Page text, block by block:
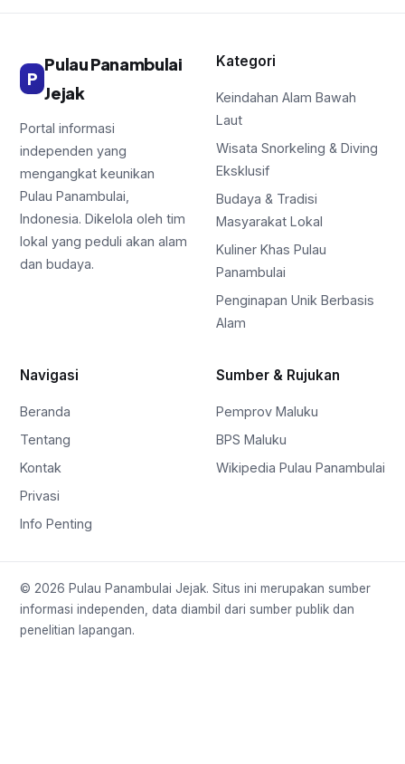
P
Pulau Panambulai
Jejak
Portal informasi
independen yang
mengangkat keunikan
Pulau Panambulai,
Indonesia. Dikelola oleh tim
lokal yang peduli akan alam
dan budaya.
Kategori
Keindahan Alam Bawah
Laut
Wisata Snorkeling & Diving
Eksklusif
Budaya & Tradisi
Masyarakat Lokal
Kuliner Khas Pulau
Panambulai
Penginapan Unik Berbasis
Alam
Navigasi
Beranda
Tentang
Kontak
Privasi
Info Penting
Sumber & Rujukan
Pemprov Maluku
BPS Maluku
Wikipedia Pulau Panambulai
© 2026 Pulau Panambulai Jejak. Situs ini merupakan sumber
informasi independen, data diambil dari sumber publik dan
penelitian lapangan.